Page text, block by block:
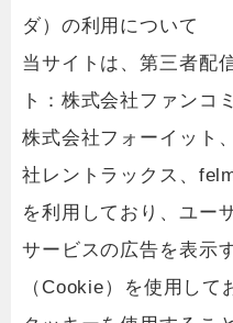
ダ）の利用について
当サイトは、第三者配
ト：株式会社ファンコ
株式会社フォーイット
社レントラックス、
を利用しており、ユー
サービスの広告を表示
（Cookie）を使用して